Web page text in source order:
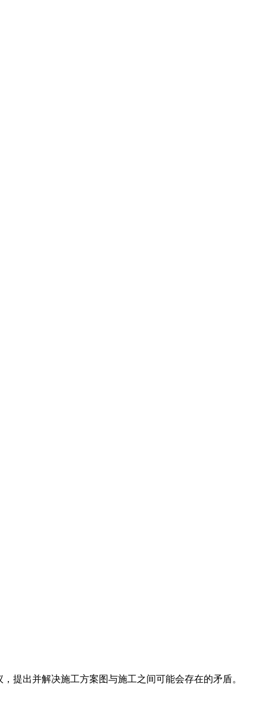
提出并解决施工方案图与施工之间可能会存在的矛盾。